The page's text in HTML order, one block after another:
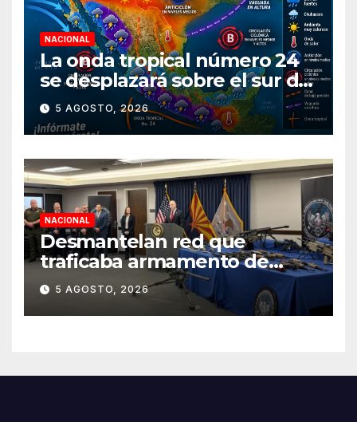
NACIONAL
La onda tropical número 24
se desplazará sobre el sur del
territorio nacional
5 AGOSTO, 2026
NACIONAL
Desmantelan red que
traficaba armamento de
Arizona a México
5 AGOSTO, 2026